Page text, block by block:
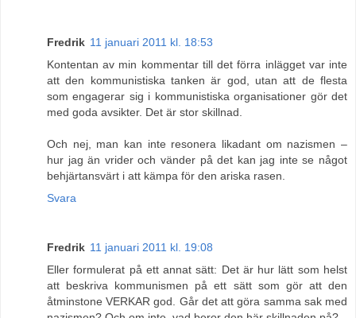
Fredrik 11 januari 2011 kl. 18:53
Kontentan av min kommentar till det förra inlägget var inte
att den kommunistiska tanken är god, utan att de flesta
som engagerar sig i kommunistiska organisationer gör det
med goda avsikter. Det är stor skillnad.
Och nej, man kan inte resonera likadant om nazismen –
hur jag än vrider och vänder på det kan jag inte se något
behjärtansvärt i att kämpa för den ariska rasen.
Svara
Fredrik 11 januari 2011 kl. 19:08
Eller formulerat på ett annat sätt: Det är hur lätt som helst
att beskriva kommunismen på ett sätt som gör att den
åtminstone VERKAR god. Går det att göra samma sak med